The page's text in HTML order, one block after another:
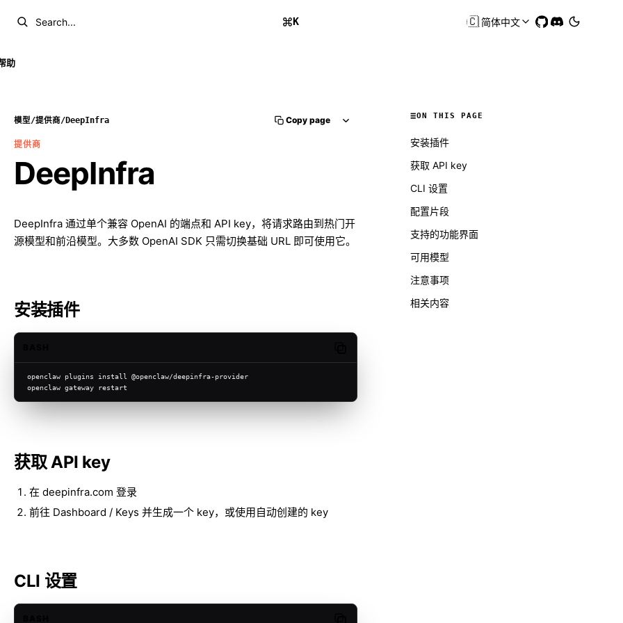
Search... K 🇨🇳简体中文
助
模型/提供商/DeepInfra Copy page
提供商
DeepInfra
DeepInfra 通过单个兼容 OpenAI 的端点和 API key，将请求路由到热门开
源模型和前沿模型。大多数 OpenAI SDK 只需切换基础 URL 即可使用它。
安装插件
openclaw plugins install @openclaw/deepinfra-provider
openclaw gateway restart
获取 API key
在 deepinfra.com 登录
前往 Dashboard / Keys 并生成一个 key，或使用自动创建的 key
CLI 设置
ON THIS PAGE
安装插件
获取 API key
CLI 设置
配置片段
支持的功能界面
可用模型
注意事项
相关内容